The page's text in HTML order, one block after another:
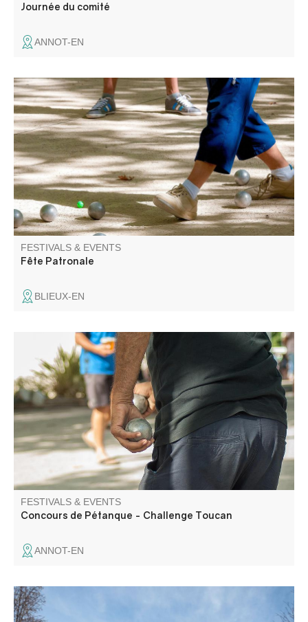
Journée du comité
ANNOT-EN
Fête patronale de Blieux avec au programme, messe,
concours de boules, concert, méchoui.
FESTIVALS & EVENTS
Fête Patronale
BLIEUX-EN
Competition organized by the Comité des fêtes.
FESTIVALS & EVENTS
Concours de Pétanque - Challenge Toucan
ANNOT-EN
Stroll through the village of Entrevaux and discover a